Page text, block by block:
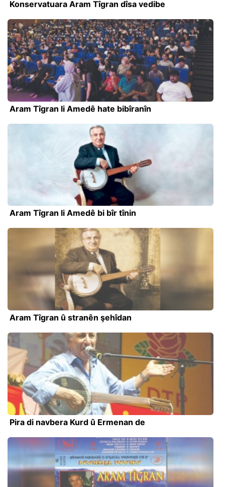
Konservatuara Aram Tîgran dîsa vedibe
Aram Tîgran li Amedê hate bibîranîn
Aram Tîgran li Amedê bi bîr tînin
Aram Tîgran û stranên şehîdan
Pira di navbera Kurd û Ermenan de